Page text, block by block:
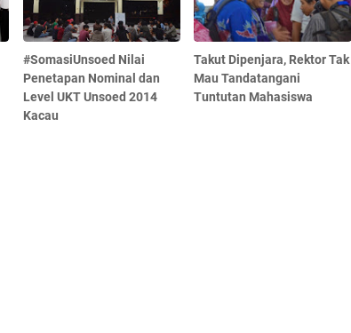
#SomasiUnsoed Nilai
Penetapan Nominal dan
Level UKT Unsoed 2014
Kacau
Takut Dipenjara, Rektor Tak
Mau Tandatangani
Tuntutan Mahasiswa